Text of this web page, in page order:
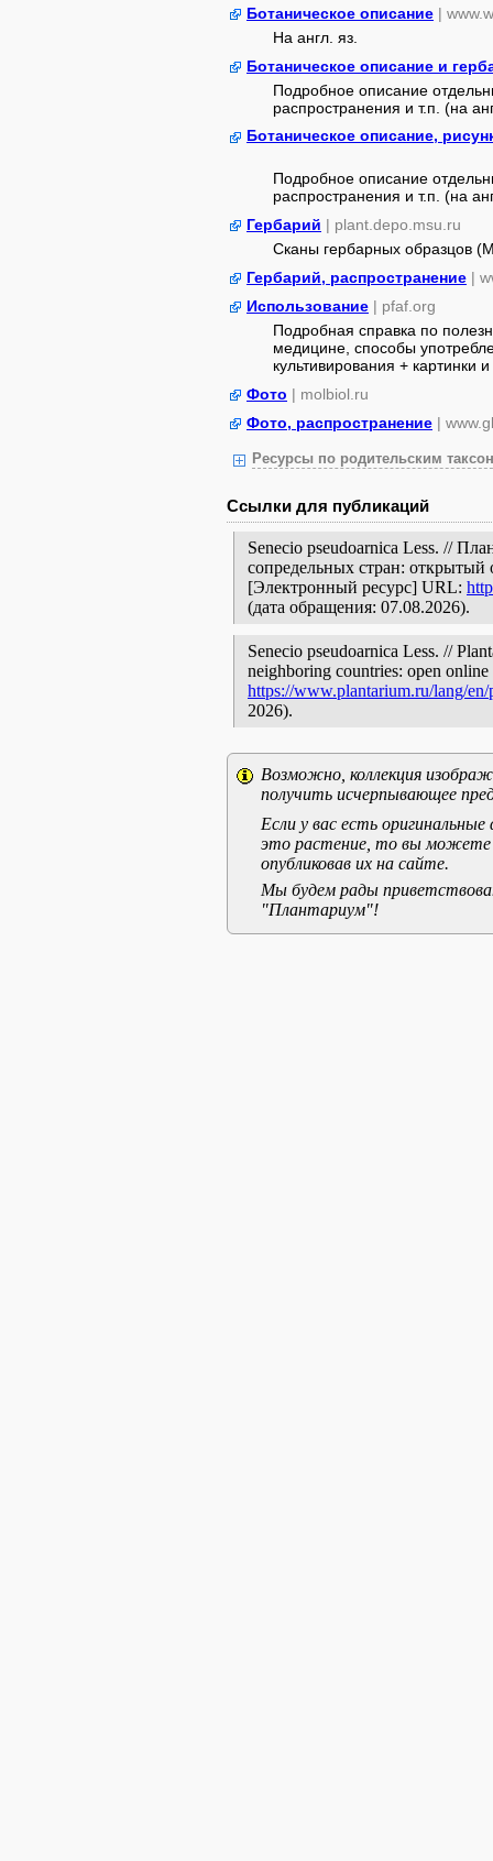
Ботаническое описание |
На англ. яз.
Ботаническое описание и
Подробное описание
распространения и т.п. (на
Ботаническое описание,
Подробное описание
распространения и т.п. (на
Гербарий | plant.depo.msu.ru
Сканы гербарных образцов
Гербарий, распространение |
Использование | pfaf.org
Подробная справка по
медицине, способы
культивирования + картинки
Фото | molbiol.ru
Фото, распространение |
Ресурсы по родительским
Ссылки для публикаций
Senecio pseudoarnica Less. //
сопредельных стран: открытый
[Электронный ресурс] URL:
(дата обращения: 07.08.2026).
Senecio pseudoarnica Less. //
neighboring countries: open
https://www.plantarium.ru/lang/
2026).
Возможно, коллекция
получить исчерпывающее
Если у вас есть
это растение, то вы можете
опубликовав их на сайте.
Мы будем рады
"Плантариум"!